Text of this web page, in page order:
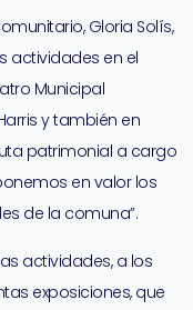
Gloria Solís,
actividades en el
Municipal
y también en
patrimonial a cargo
en valor los
de la comuna”.
actividades, a los
exposiciones, que